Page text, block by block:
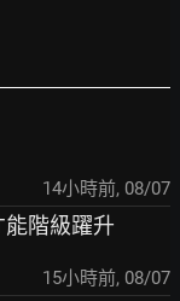
14小時前, 08/07
階級躍升
15小時前, 08/07